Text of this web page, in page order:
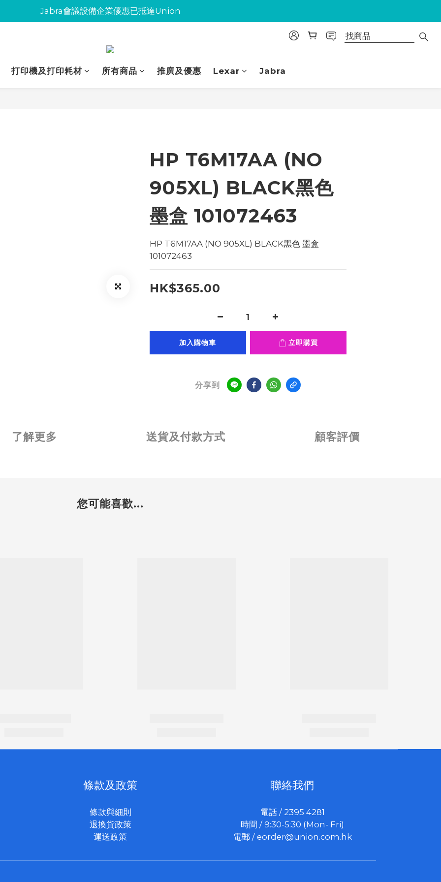
Jabra會議設備企業優惠已抵達Union
Jabra會議設備企業優惠已抵達Union
Jabra會議設備企業優惠已抵達Union
打印機及打印耗材
所有商品 推廣及優惠 Lexar Jabra
HP T6M17AA (NO
905XL) BLACK黑色
墨盒 101072463
HP T6M17AA (NO 905XL) BLACK黑色 墨盒
101072463
HK$365.00
加入購物車 立即購買
分享到
了解更多 送貨及付款方式 顧客評價
您可能喜歡...
條款及政策
條款與細則
退換貨政策
運送政策
聯絡我們
電話 / 2395 4281
時間 / 9:30-5:30 (Mon- Fri)
電郵 / eorder@union.com.hk